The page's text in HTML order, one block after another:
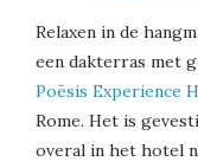
Relaxen in de
een dakterras met
Poēsis Experience
Rome. Het is
overal in het hotel